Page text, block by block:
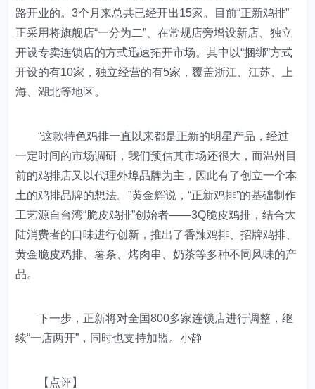
路开业的。3个月来总共已经开出15家。目前“正新鸡排”
正采用将旗舰店“一分为二”、在常规店旁增设新店、独立
开设专卖连锁店的方式迅速拓开市场。其中以“捆绑”方式
开设的有10家，独立经营的有5家，覆盖浙江、江苏、上
海、湖北等地区。
“这款特色鸡排一直以来都是正新的明星产品，经过
一定时间的市场调研，我们预估其市场还很大，而温州目
前的鸡排店又以代理外埠品牌为主，因此有了创立一个本
土的鸡排品牌的想法。”黄金辉说，“正新鸡排”的基础制作
工艺源自台湾“脆皮鸡排”创始者――3Q脆皮鸡排，结合大
陆消费者的口味进行创新，推出了香辣鸡排、招牌鸡排、
黄金脆皮鸡排、薯条、烤肉串、奶茶等多种不同风味的产
品。
下一步，正新将对全国800多家连锁店进行调整，继
续“一店两开”，同时也支持加盟。小静
【点评】